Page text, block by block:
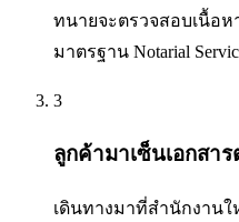
ทนายจะตรวจสอบเนื้อ
มาตรฐาน Notarial
3
ลูกค้ามาเซ็นเอกสา
เดินทางมาที่สำนักงาน